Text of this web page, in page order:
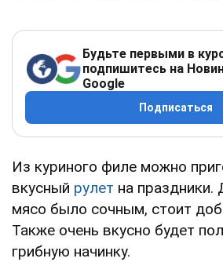
Будьте первыми в
подпишитесь на
Google
Подписаться
Из куриного филе можно
вкусный рулет на праздники.
мясо было сочным, стоит
Также очень вкусно будет
грибную начинку.